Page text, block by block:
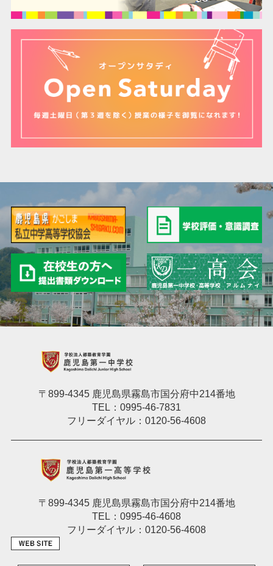
〒899-4345 鹿児島県霧島市国分府中214番地
TEL：0995-46-7831
フリーダイヤル：0120-56-4608
〒899-4345 鹿児島県霧島市国分府中214番地
TEL：0995-46-4608
フリーダイヤル：0120-56-4608